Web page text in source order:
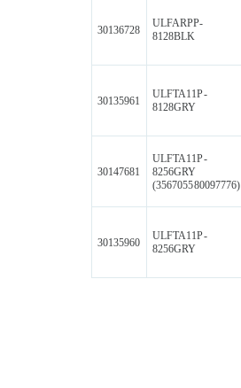
30136728
ULFARPP-
8128BLK
30135961
ULFTA11P-
8128GRY
30147681
ULFTA11P-
8256GRY
(356705580097776)
30135960
ULFTA11P-
8256GRY